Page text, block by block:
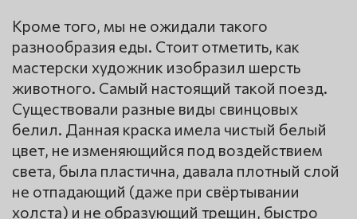
Кроме того, мы не ожидали такого
разнообразия еды. Стоит отметить, как
мастерски художник изобразил шерсть
животного. Самый настоящий такой поезд.
Существовали разные виды свинцовых
белил. Данная краска имела чистый белый
цвет, не изменяющийся под воздействием
света, была пластична, давала плотный слой
не отпадающий (даже при свёртывании
холста) и не образующий трещин, быстро